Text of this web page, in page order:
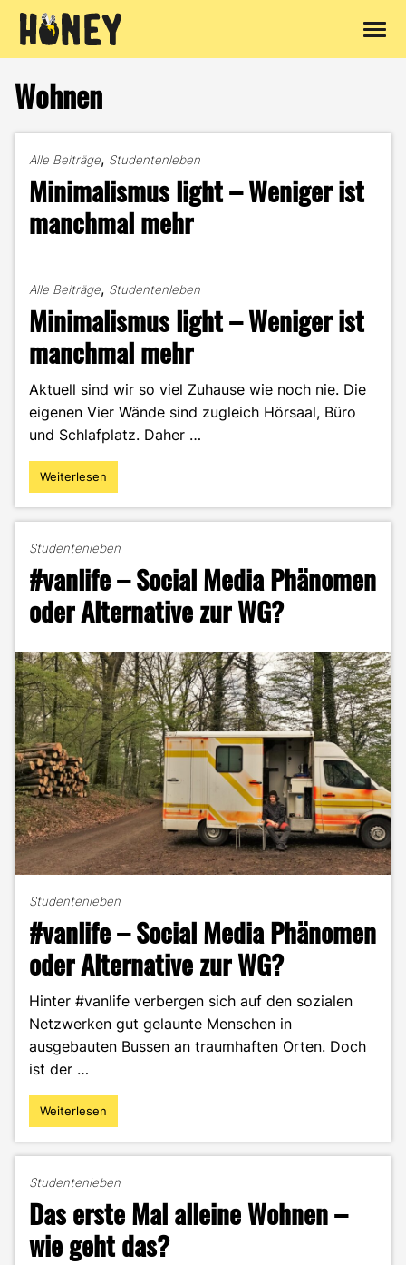
Inhalt
springen
Wohnen
Alle Beiträge, Studentenleben
Minimalismus light – Weniger ist
manchmal mehr
Alle Beiträge, Studentenleben
Minimalismus light – Weniger ist
manchmal mehr
Aktuell sind wir so viel Zuhause wie noch nie. Die
eigenen Vier Wände sind zugleich Hörsaal, Büro
und Schlafplatz. Daher …
"Minimalismus
light
ist
manchmal
mehr"
Weiterlesen
Studentenleben
#vanlife – Social Media Phänomen
oder Alternative zur WG?
Studentenleben
#vanlife – Social Media Phänomen
oder Alternative zur WG?
Hinter #vanlife verbergen sich auf den sozialen
Netzwerken gut gelaunte Menschen in
ausgebauten Bussen an traumhaften Orten. Doch
ist der …
"#vanlife
–
Phänomen
oder
Alternative
zur
Weiterlesen
Studentenleben
Das erste Mal alleine Wohnen –
wie geht das?